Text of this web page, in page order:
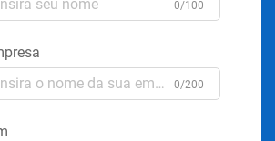
0/100
0/200